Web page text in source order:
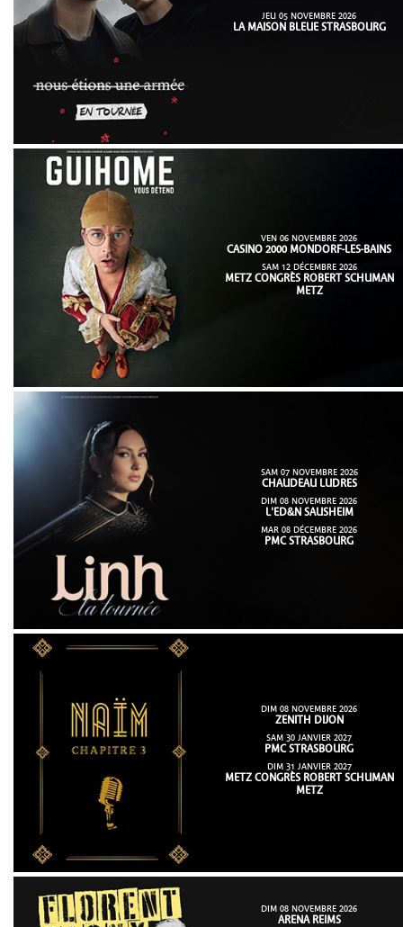
JEU 05 NOVEMBRE 2026
LA MAISON BLEUE STRASBOURG
VEN 06 NOVEMBRE 2026
CASINO 2000 MONDORF-LES-BAINS
SAM 12 DÉCEMBRE 2026
METZ CONGRÈS ROBERT SCHUMAN
METZ
SAM 07 NOVEMBRE 2026
CHAUDEAU LUDRES
DIM 08 NOVEMBRE 2026
L'ED&N SAUSHEIM
MAR 08 DÉCEMBRE 2026
PMC STRASBOURG
DIM 08 NOVEMBRE 2026
ZENITH DIJON
SAM 30 JANVIER 2027
PMC STRASBOURG
DIM 31 JANVIER 2027
METZ CONGRÈS ROBERT SCHUMAN
METZ
DIM 08 NOVEMBRE 2026
ARENA REIMS